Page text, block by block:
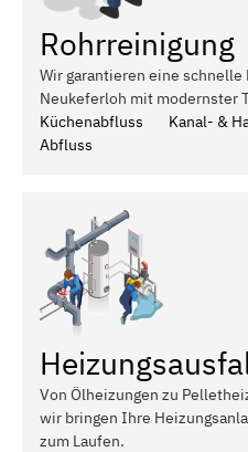
Rohrreinigung
Wir garantieren eine schnelle
Neukeferloh mit modernster
Küchenabfluss
Kanal- &
Abfluss
Von Ölheizungen zu
wir bringen Ihre
zum Laufen.